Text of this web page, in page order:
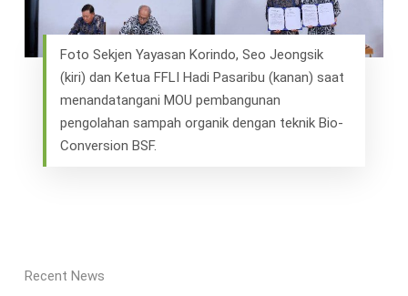
Foto Sekjen Yayasan Korindo, Seo Jeongsik
(kiri) dan Ketua FFLI Hadi Pasaribu (kanan) saat
menandatangani MOU pembangunan
pengolahan sampah organik dengan teknik Bio-
Conversion BSF.
Recent News